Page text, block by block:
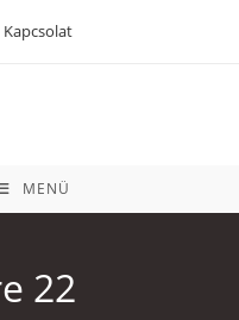
Kapcsolat
MENÜ
22